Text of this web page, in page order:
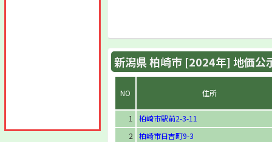
新潟県 柏崎市 [2024年] 地価公
NO 住所
1
柏崎市駅前2-3-11
2
柏崎市日吉町9-3